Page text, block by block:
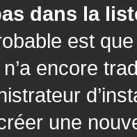
dans la
est
encore
une